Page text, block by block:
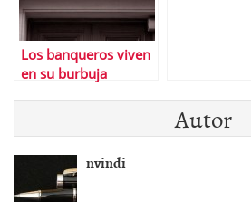
Los banqueros viven
en su burbuja
Autor
nvindi